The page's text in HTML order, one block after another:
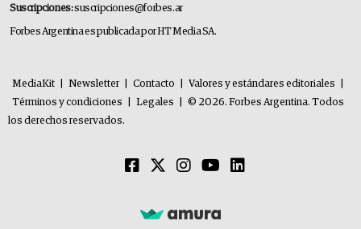
Suscripciones:suscripciones@forbes.ar
Forbes Argentina es publicada por HT Media SA.
MediaKit Newsletter Contacto Valores y estándares editoriales
Términos y condiciones
Legales
© 2026. Forbes Argentina. Todos
los derechos reservados.